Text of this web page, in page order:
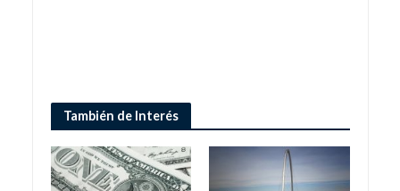
También de Interés